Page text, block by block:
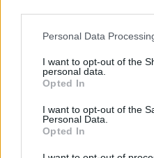
Personal Data
I want to opt-out of the
personal data.
Opted In
I want to opt-out of the
Personal Data.
Opted In